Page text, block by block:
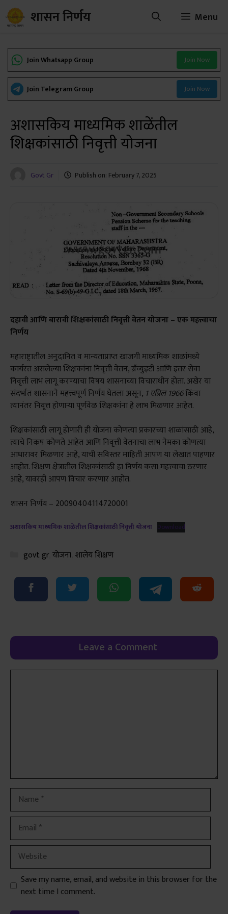
Skip
to
शासन निर्णय Menu
Join Whatsapp Group Join Now
Join Telegram Group Join Now
अशासकिय माध्यमिक शाळेंतील
शिक्षकांसाठी निवृत्ती योजना
Govt Gr Publish on: February 7, 2025
दहावी आणि बारावी शिक्षकांसाठी निवृत्ती वेतन योजना – एक महत्त्वाचा
निर्णय
महाराष्ट्रातील अनुदानित व मान्यताप्राप्त खाजगी माध्यमिक शाळांमध्ये
कार्यरत असलेल्या शिक्षकांना निवृत्ती वेतन, ग्रॅच्युइटी आणि इतर सेवा
निवृत्ती लाभ लागू करण्याचा विषय शासनाच्या विचाराधीन होता. अखेर या
संदर्भात शासनाने महत्त्वपूर्ण निर्णय घेतला असून, 1 एप्रिल 1966किंवा
त्यानंतर निवृत्त होणाऱ्या पूर्णवेळ शिक्षकांना हे लाभ मिळणार आहेत.
शिक्षकांसाठी लागू होणारी ही योजना कोणत्या प्रकारच्या शाळांसाठी आहे,
त्याचे निकष कोणते आहेत आणि निवृत्ती वेतनाचा लाभ नेमका कोणत्या
आधारावर मिळणार आहे, याची सविस्तर माहिती आपण या लेखात पाहणार
आहोत. शिक्षण क्षेत्रातील शिक्षकांसाठी हा निर्णय कसा महत्त्वाचा ठरणार
आहे, यावरही आपण विचार करणार आहोत.
शासन निर्णय – 20090404114720001
अशासकिय माध्यमिक शाळेंतील शिक्षकांसाठी निवृत्ती योजना Download
Categories
govt gr, योजना, शालेय शिक्षण
Leave a Comment
Comment
Name
Email
Website
Save my name, email, and website in this browser for the
next time I comment.